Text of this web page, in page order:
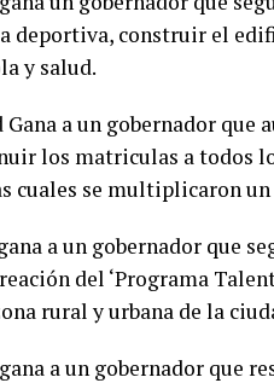
deportiva, construir el
y salud.
Gana a un gobernador
los matriculas a todos
cuales se multiplicaron un
a un gobernador que
del ‘Programa
rural y urbana de la
a un gobernador que